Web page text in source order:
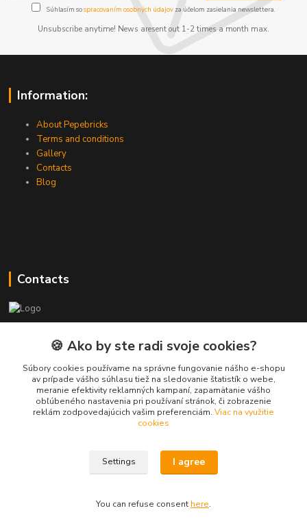
Súhlasím sospracovaním osobných údajov za účelom zasielania newslettera.
Unsubscribe anytime! News aresent out 1-2 times a month max.
Information:
About Pepebricks
Terms and conditions
Gallery
Contacts
Blog
Contacts
+421 915 709 534
(Mo-Fri, 9-17 hod.) or Whatsap 24/7
skifi.space@gmail.com
🍪 Ako by ste radi svoje cookies?
Súbory cookies používame na správne fungovanie nášho e-shopu
av prípade vášho súhlasu tiež na sledovanie štatistík o webe,
meranie efektivity reklamných kampaní, zapamätanie vášho
obľúbeného nastavenia pri používaní stránok, či zobrazenie
reklám zodpovedajúcich vašim preferenciám. Viac na využitie
cookies
Settings I agree
You can refuse consent here.